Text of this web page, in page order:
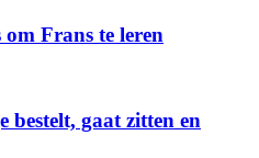
om Frans te leren
bestelt, gaat zitten en